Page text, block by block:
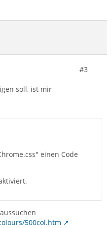
#3
soll, ist mir
einen Code
500col.htm